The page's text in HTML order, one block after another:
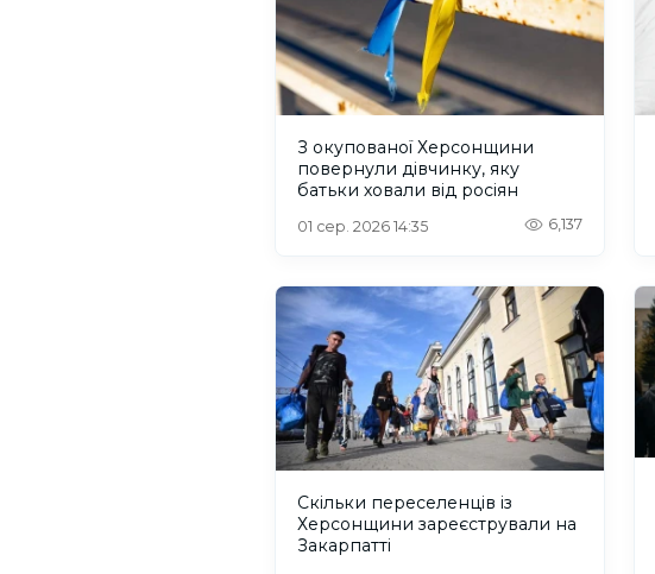
З окупованої Херсонщини
повернули дівчинку, яку
батьки ховали від росіян
01 сер. 2026 14:35 6,137
Скільки переселенців із
Херсонщини зареєстрували на
Закарпатті